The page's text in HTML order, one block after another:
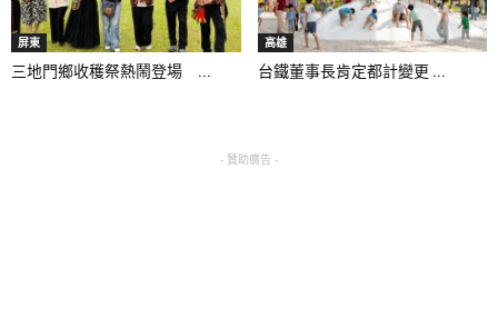
屏東
三地門鄉收穫祭熱鬧登場 ...
高雄
台鐵董事長肯定都計變更 ...
- 贊助廣告 -